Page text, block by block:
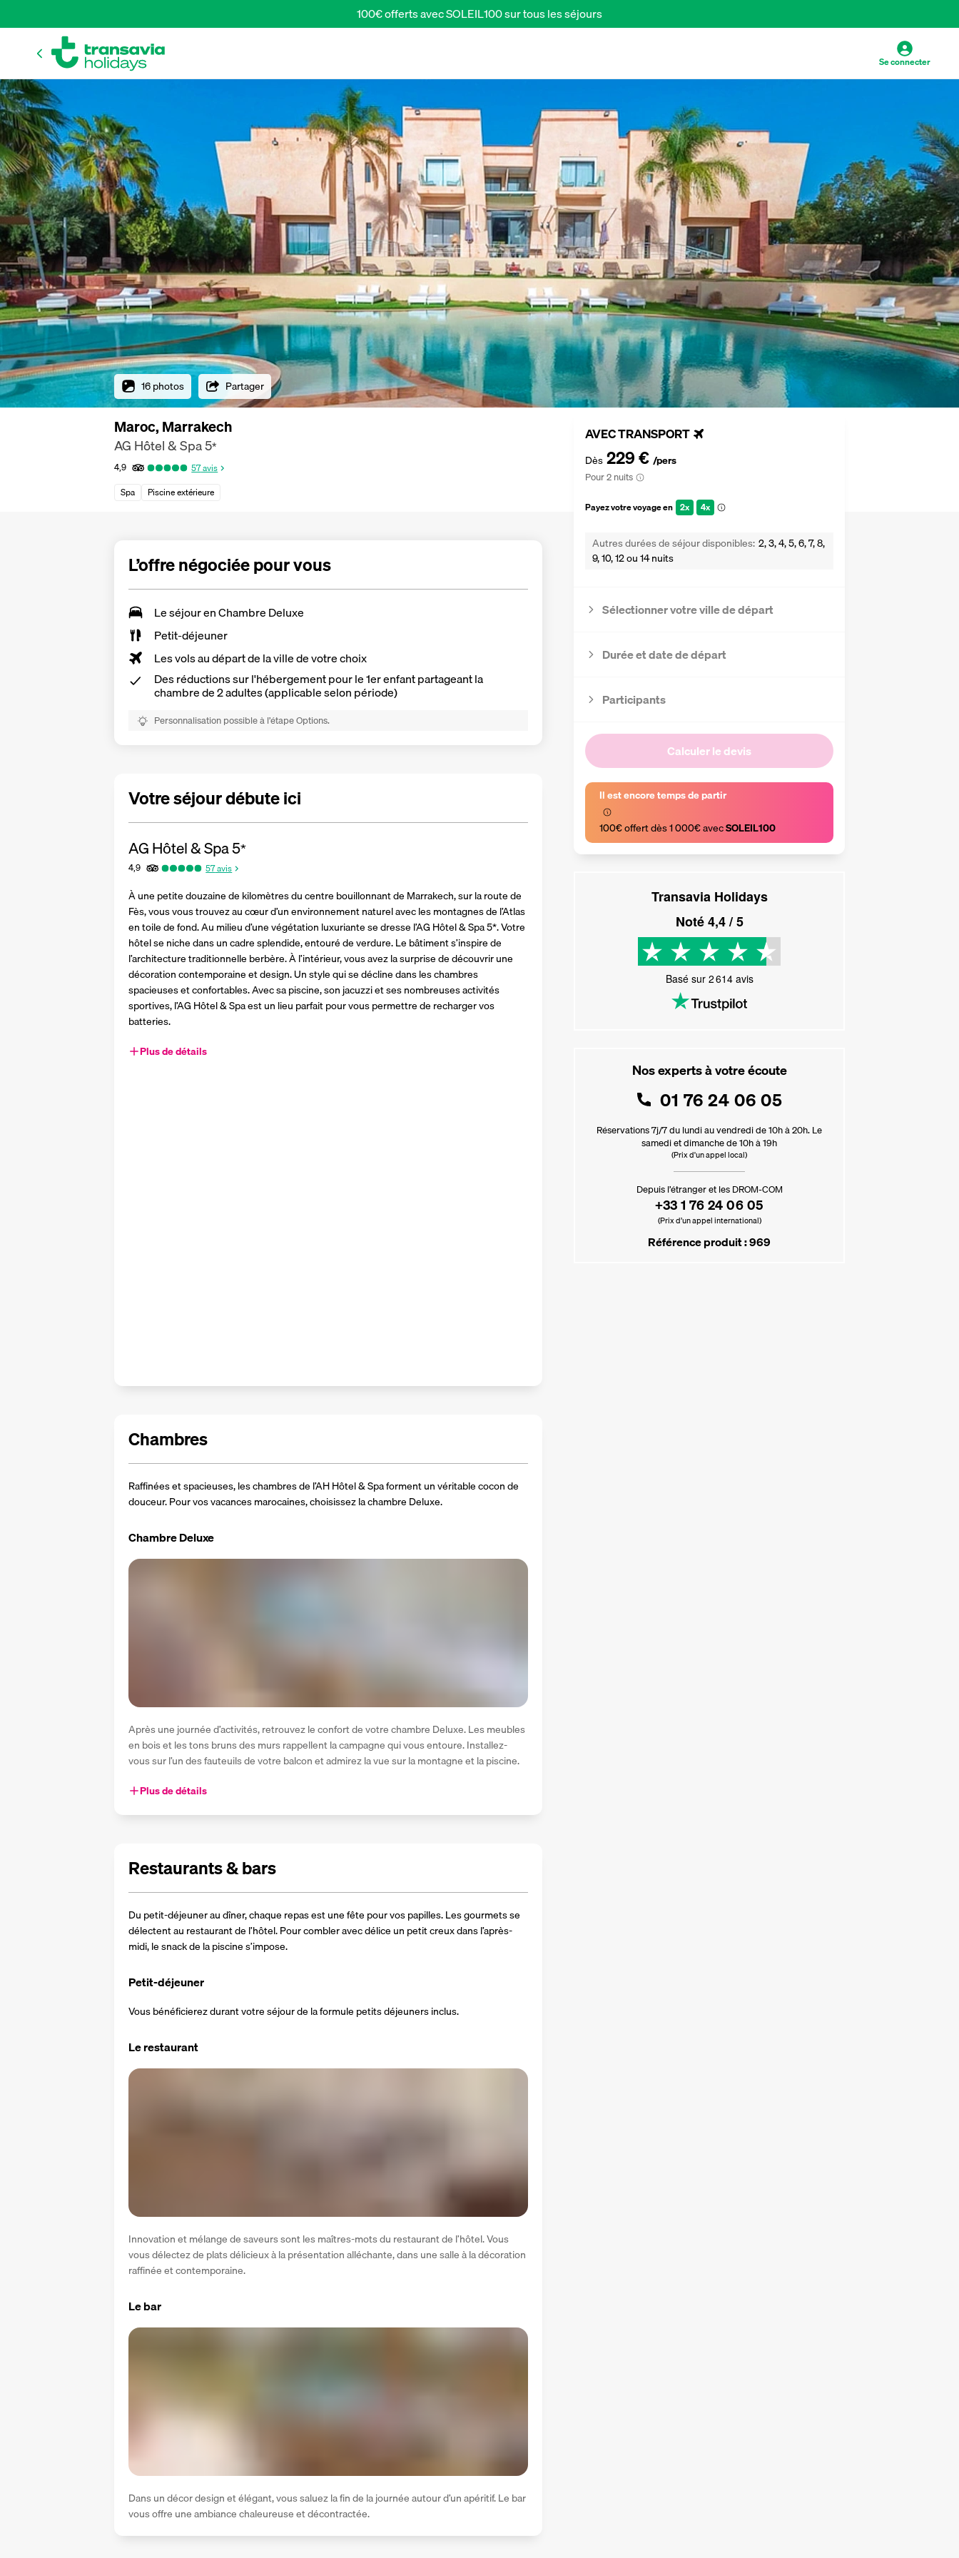
100€ offerts avec SOLEIL100 sur tous les séjours
Se connecter
16 photos Partager
Maroc, Marrakech
AG Hôtel & Spa5*
4,9 57avis
Spa
Piscine extérieure
AVEC TRANSPORT
Dès 229 € /pers
Pour 2 nuits
Payez votre voyage en 2x 4x
Autres durées de séjour disponibles 2, 3, 4, 5, 6, 7, 8,
9, 10, 12 ou 14 nuits
Sélectionner votre ville de départ
Durée et date de départ
Participants
Calculer le devis
Il est encore temps de partir
100€ offert dès 1 000€ avec SOLEIL100
Transavia Holidays
Noté4,4/ 5
Basé sur 2 614avis
Nos experts à votre écoute
01 76 24 06 05
Réservations 7j/7 du lundi au vendredi de 10h à 20h. Le
samedi et dimanche de 10h à 19h
(Prix d'un appel local)
Depuis l’étranger et les DROM-COM
+33 1 76 24 06 05
(Prix d’un appel international)
Référence produit : 969
L’offre négociée pour vous
Le séjour enChambre Deluxe
Petit-déjeuner
Les vols au départ de la ville de votre choix
Des réductions sur l'hébergement pour le 1er enfant partageant la
chambre de 2 adultes (applicable selon période)
Personnalisation possible à l’étape Options.
Votre séjour débute ici
AG Hôtel & Spa5*
4,9 57avis
À une petite douzaine de kilomètres du centre bouillonnant de Marrakech, sur la route de
Fès, vous vous trouvez au cœur d’un environnement naturel avec les montagnes de l’Atlas
en toile de fond. Au milieu d’une végétation luxuriante se dresse l’AG Hôtel & Spa 5*. Votre
hôtel se niche dans un cadre splendide, entouré de verdure. Le bâtiment s’inspire de
l’architecture traditionnelle berbère. À l’intérieur, vous avez la surprise de découvrir une
décoration contemporaine et design. Un style qui se décline dans les chambres
spacieuses et confortables. Avec sa piscine, son jacuzzi et ses nombreuses activités
sportives, l’AG Hôtel & Spa est un lieu parfait pour vous permettre de recharger vos
batteries.
Plus de détails
Chambres
Raffinées et spacieuses, les chambres de l’AH Hôtel & Spa forment un véritable cocon de
douceur. Pour vos vacances marocaines, choisissez la chambre Deluxe.
Chambre Deluxe
Après une journée d’activités, retrouvez le confort de votre chambre Deluxe. Les meubles
en bois et les tons bruns des murs rappellent la campagne qui vous entoure. Installez-
vous sur l’un des fauteuils de votre balcon et admirez la vue sur la montagne et la piscine.
Plus de détails
Restaurants & bars
Du petit-déjeuner au dîner, chaque repas est une fête pour vos papilles. Les gourmets se
délectent au restaurant de l’hôtel. Pour combler avec délice un petit creux dans l’après-
midi, le snack de la piscine s’impose.
Petit-déjeuner
Vous bénéficierez durant votre séjour de la formule petits déjeuners inclus.
Le restaurant
Innovation et mélange de saveurs sont les maîtres-mots du restaurant de l’hôtel. Vous
vous délectez de plats délicieux à la présentation alléchante, dans une salle à la décoration
raffinée et contemporaine.
Le bar
Dans un décor design et élégant, vous saluez la fin de la journée autour d’un apéritif. Le bar
vous offre une ambiance chaleureuse et décontractée.